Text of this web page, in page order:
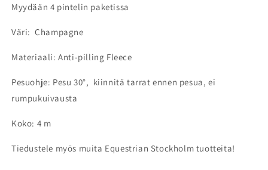
Myydään 4 pintelin paketissa
Väri: Champagne
Materiaali: Anti-pilling Fleece
Pesuohje: Pesu 30°, kiinnitä tarrat ennen pesua, ei
rumpukuivausta
Koko: 4 m
Tiedustele myös muita Equestrian Stockholm tuotteita!